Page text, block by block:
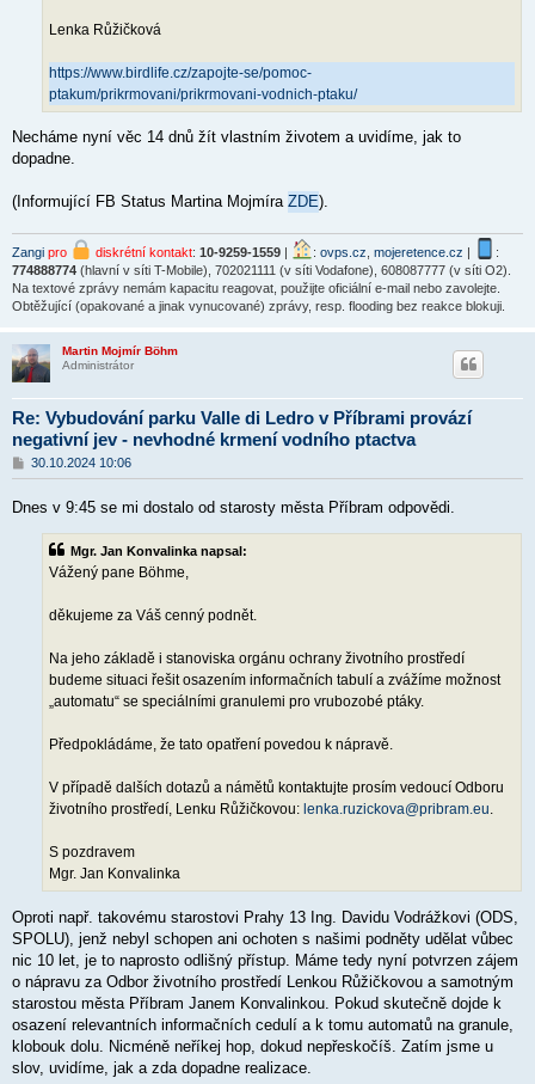
Lenka Růžičková
https://www.birdlife.cz/zapojte-se/pomoc-
ptakum/prikrmovani/prikrmovani-vodnich-ptaku/
Necháme nyní věc 14 dnů žít vlastním životem a uvidíme, jak to
dopadne.
(Informující FB Status Martina Mojmíra ZDE).
Zangi pro diskrétní kontakt: 10-9259-1559 | : ovps.cz mojeretence.cz |
:
774888774 (hlavní v síti T-Mobile), 702021111 (v síti Vodafone), 608087777 (v síti O2).
Na textové zprávy nemám kapacitu reagovat, použijte oficiální e-mail nebo zavolejte.
Obtěžující (opakované a jinak vynucované) zprávy, resp. flooding bez reakce blokuji.
Martin Mojmír Böhm
Administrátor
Re: Vybudování parku Valle di Ledro v Příbrami provází
negativní jev - nevhodné krmení vodního ptactva
P
ř
s
30.10.2024 10:06
Dnes v 9:45 se mi dostalo od starosty města Příbram odpovědi.
Mgr. Jan Konvalinka napsal:
Vážený pane Böhme,
děkujeme za Váš cenný podnět.
Na jeho základě i stanoviska orgánu ochrany životního prostředí
budeme situaci řešit osazením informačních tabulí a zvážíme možnost
„automatu“ se speciálními granulemi pro vrubozobé ptáky.
Předpokládáme, že tato opatření povedou k nápravě.
V případě dalších dotazů a námětů kontaktujte prosím vedoucí Odboru
životního prostředí, Lenku Růžičkovou: lenka.ruzickova@pribram.eu.
S pozdravem
Mgr. Jan Konvalinka
Oproti např. takovému starostovi Prahy 13 Ing. Davidu Vodrážkovi (ODS,
SPOLU), jenž nebyl schopen ani ochoten s našimi podněty udělat vůbec
nic 10 let, je to naprosto odlišný přístup. Máme tedy nyní potvrzen zájem
o nápravu za Odbor životního prostředí Lenkou Růžičkovou a samotným
starostou města Příbram Janem Konvalinkou. Pokud skutečně dojde k
osazení relevantních informačních cedulí a k tomu automatů na granule,
klobouk dolu. Nicméně neříkej hop, dokud nepřeskočíš. Zatím jsme u
slov, uvidíme, jak a zda dopadne realizace.